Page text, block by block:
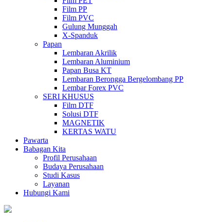
Film PP
Film PVC
Gulung Munggah
X-Spanduk
Papan
Lembaran Akrilik
Lembaran Aluminium
Papan Busa KT
Lembaran Berongga Bergelombang PP
Lembar Forex PVC
SERI KHUSUS
Film DTF
Solusi DTF
MAGNETIK
KERTAS WATU
Pawarta
Babagan Kita
Profil Perusahaan
Budaya Perusahaan
Studi Kasus
Layanan
Hubungi Kami